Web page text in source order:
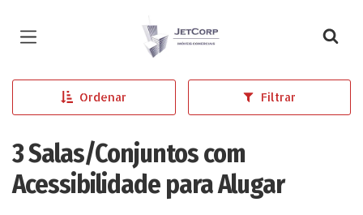
Página inicial
Ordenar Filtrar
3 Salas/Conjuntos com
Acessibilidade para Alugar